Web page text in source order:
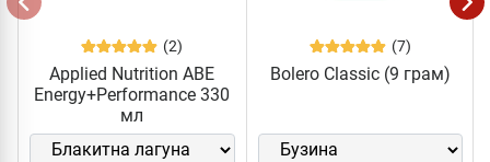
(2)
Applied Nutrition ABE
Energy+Performance 330
мл
(7)
Bolero Classic (9 грам)